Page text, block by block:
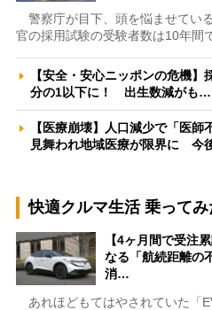
警察庁が目下、頭を悩ませてい
官の採用試験の受験者数は10年間
【安全・安心ニッポンの危機
分の1以下に！ 出生数減がも…
【医療崩壊】人口減少で「医
見舞われ地域医療が限界に 今
快適クルマ生活 乗って
【4ヶ月間で受注
なる「航続距離の
消…
あれほどもてはやされていた「